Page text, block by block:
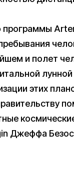
и полет
лунной
этих
Джеффа